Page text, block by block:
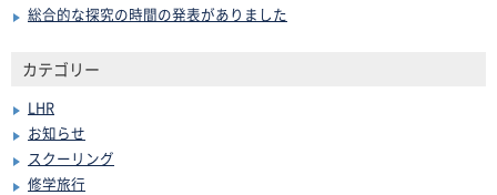
総合的な探究の時間の発表がありました
カテゴリー
LHR
お知らせ
スクーリング
修学旅行